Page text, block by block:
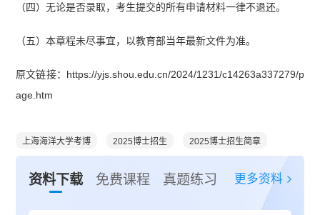
（四）无论是否录取，考生提交的所有申请材料一律不退还。
（五）本章程未尽事宜，以教育部当年最新文件为准。
原文链接：https://yjs.shou.edu.cn/2024/1231/c14263a337279/p
age.htm
上海海洋大学考博 2025博士招生 2025博士招生简章
资料下载 免费课程 真题练习 更多资料